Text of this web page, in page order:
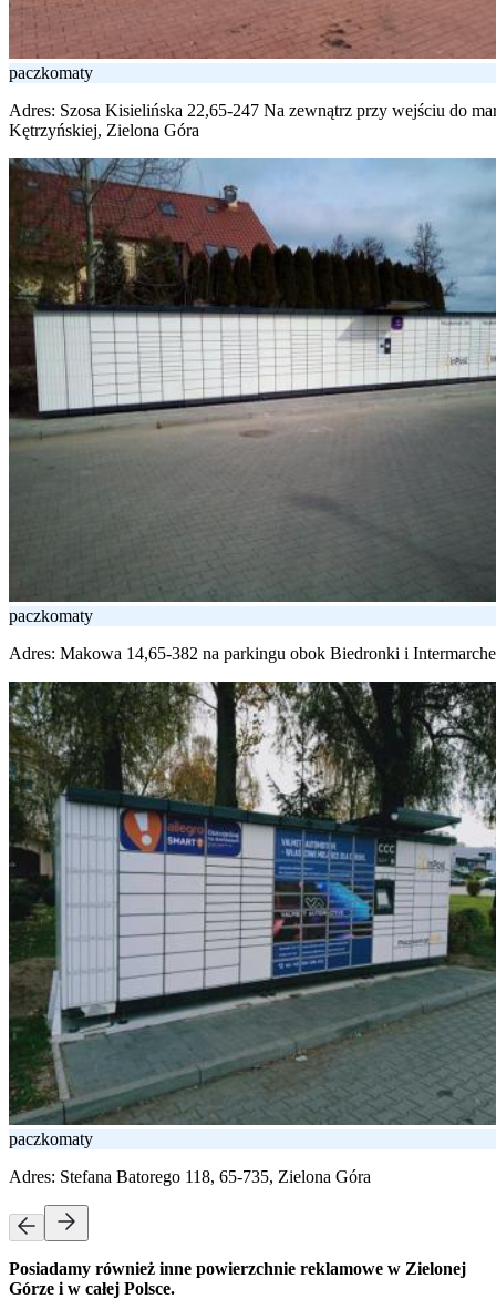
paczkomaty
Adres: Szosa Kisielińska 22,65-247 Na zewnątrz przy wejściu do
Kętrzyńskiej, Zielona Góra
paczkomaty
Adres: Makowa 14,65-382 na parkingu obok Biedronki i
paczkomaty
Adres: Stefana Batorego 118, 65-735, Zielona Góra
Posiadamy również inne powierzchnie reklamowe w Zielonej
Górze i w całej Polsce.